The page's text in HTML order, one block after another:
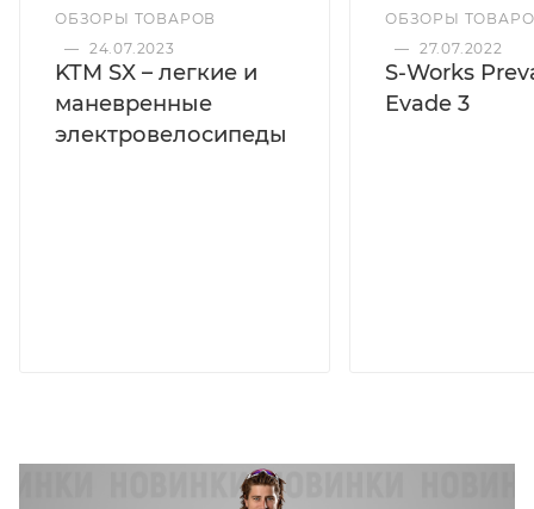
ОБЗОРЫ ТОВАРОВ
— 24.07.2023
KTM SX – легкие и
маневренные
электровелосипеды
ОБЗОРЫ
— 27.07.2022
S-Works
Evade 3